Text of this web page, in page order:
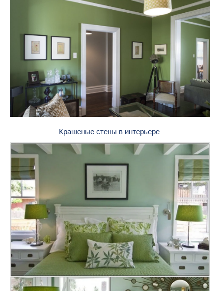
Крашеные стены в интерьере